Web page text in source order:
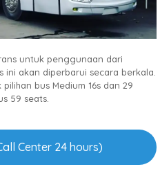
untuk penggunaan dari
akan diperbarui secara berkala.
bus Medium 16s dan 29
59 seats.
Center 24 hours)